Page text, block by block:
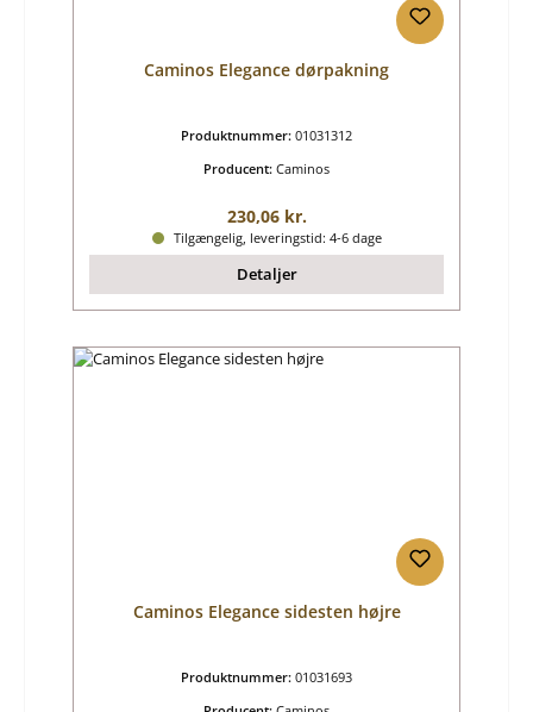
Caminos Elegance dørpakning
Produktnummer: 01031312
Producent: Caminos
Almindelig pris:
230,06 kr.
Tilgængelig, leveringstid: 4-6 dage
Detaljer
Caminos Elegance sidesten højre
Produktnummer: 01031693